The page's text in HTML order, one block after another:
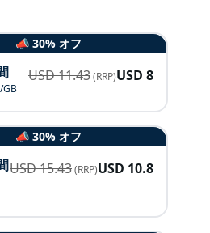
📣 30% オフ
USD11.43(RRP)USD 8
📣 30% オフ
USD15.43(RRP)USD 10.8